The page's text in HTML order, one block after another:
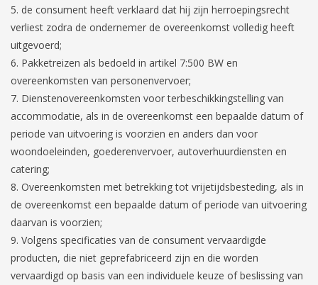
de consument heeft verklaard dat hij zijn herroepingsrecht
verliest zodra de ondernemer de overeenkomst volledig heeft
uitgevoerd;
Pakketreizen als bedoeld in artikel 7:500 BW en
overeenkomsten van personenvervoer;
Dienstenovereenkomsten voor terbeschikkingstelling van
accommodatie, als in de overeenkomst een bepaalde datum of
periode van uitvoering is voorzien en anders dan voor
woondoeleinden, goederenvervoer, autoverhuurdiensten en
catering;
Overeenkomsten met betrekking tot vrijetijdsbesteding, als in
de overeenkomst een bepaalde datum of periode van uitvoering
daarvan is voorzien;
Volgens specificaties van de consument vervaardigde
producten, die niet geprefabriceerd zijn en die worden
vervaardigd op basis van een individuele keuze of beslissing van